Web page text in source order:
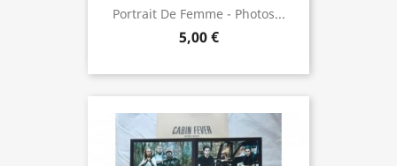
Portrait De Femme - Photos...
5,00 €